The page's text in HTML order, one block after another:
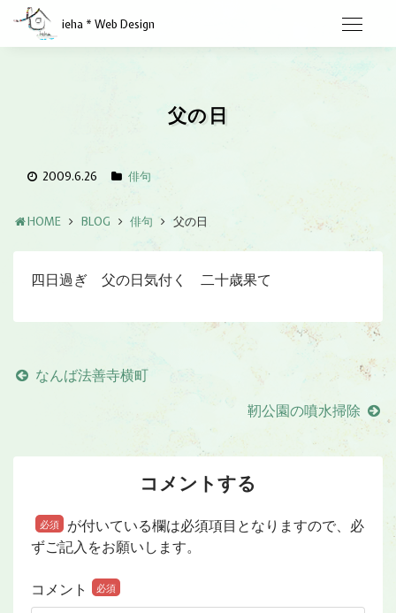
ieha * Web Design
父の日
2009.6.26 俳句
HOME BLOG 俳句 父の日
四日過ぎ 父の日気付く 二十歳果て
なんば法善寺横町
靭公園の噴水掃除
コメントする
必須
が付いている欄は必須項目となりますので、必
ずご記入をお願いします。
コメント 必須